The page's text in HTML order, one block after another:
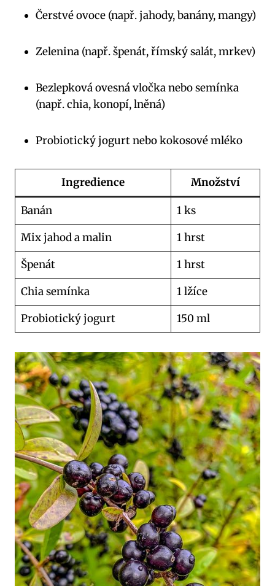
Čerstvé ovoce (např. jahody, banány, mangy)
Zelenina (např. špenát, římský salát, mrkev)
Bezlepková ovesná vločka nebo semínka
(např. chia, konopí, lněná)
Probiotický jogurt nebo kokosové mléko
Ingredience Množství
Banán
1 ks
Mix jahod a malin
1 hrst
Špenát
1 hrst
Chia semínka
1 lžíce
Probiotický jogurt
150 ml